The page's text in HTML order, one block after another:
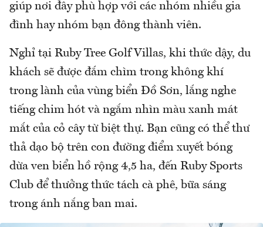
giúp nơi đây phù hợp với các nhóm nhiều gia
đình hay nhóm bạn đông thành viên.
Nghỉ tại Ruby Tree Golf Villas, khi thức dậy, du
khách sẽ được đắm chìm trong không khí
trong lành của vùng biển Đồ Sơn, lắng nghe
tiếng chim hót và ngắm nhìn màu xanh mát
mắt của cỏ cây từ biệt thự. Bạn cũng có thể thư
thả dạo bộ trên con đường điểm xuyết bóng
dừa ven biển hồ rộng 4,5 ha, đến Ruby Sports
Club để thưởng thức tách cà phê, bữa sáng
trong ánh nắng ban mai.